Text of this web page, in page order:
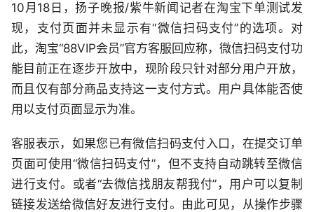
10月18日，扬子晚报/紫牛新闻记者在淘宝下单测试发
现，支付页面并未显示有“微信扫码支付”的选项。对
此，淘宝“88VIP会员”官方客服回应称，微信扫码支付功
能目前正在逐步开放中，现阶段只针对部分用户开放，
而且仅有部分商品支持这一支付方式。用户具体能否使
用以支付页面显示为准。
客服表示，如果您已有微信扫码支付入口，在提交订单
页面可使用“微信扫码支付”，但不支持自动跳转至微信
进行支付。或者“去微信找朋友帮我付”，用户可以复制
链接发送给微信好友进行支付。由此可见，从操作步骤